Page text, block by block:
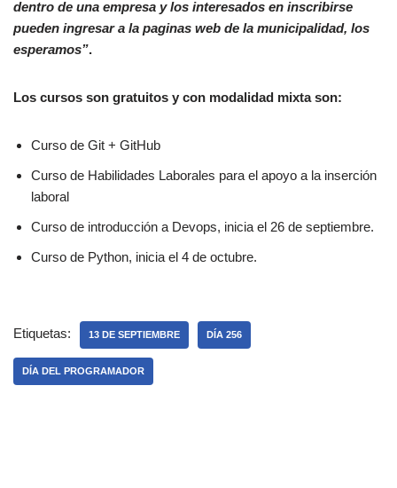
dentro de una empresa y los interesados en inscribirse
pueden ingresar a la paginas web de la municipalidad, los
esperamos”.
Los cursos son gratuitos y con modalidad mixta son:
Curso de Git + GitHub
Curso de Habilidades Laborales para el apoyo a la inserción
laboral
Curso de introducción a Devops, inicia el 26 de septiembre.
Curso de Python, inicia el 4 de octubre.
Etiquetas: 13 DE SEPTIEMBRE DÍA 256
DÍA DEL PROGRAMADOR